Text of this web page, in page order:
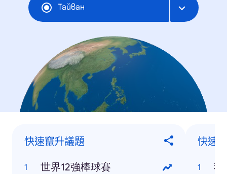
Тайван
快速竄升議題
世界12強棒球賽
快速
我